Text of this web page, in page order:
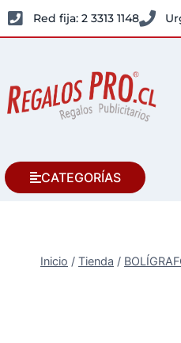
Red fija: 2 3313 1148
CATEGORÍAS
Inicio / Tienda /